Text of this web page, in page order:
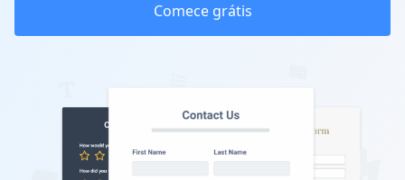
Comece grátis